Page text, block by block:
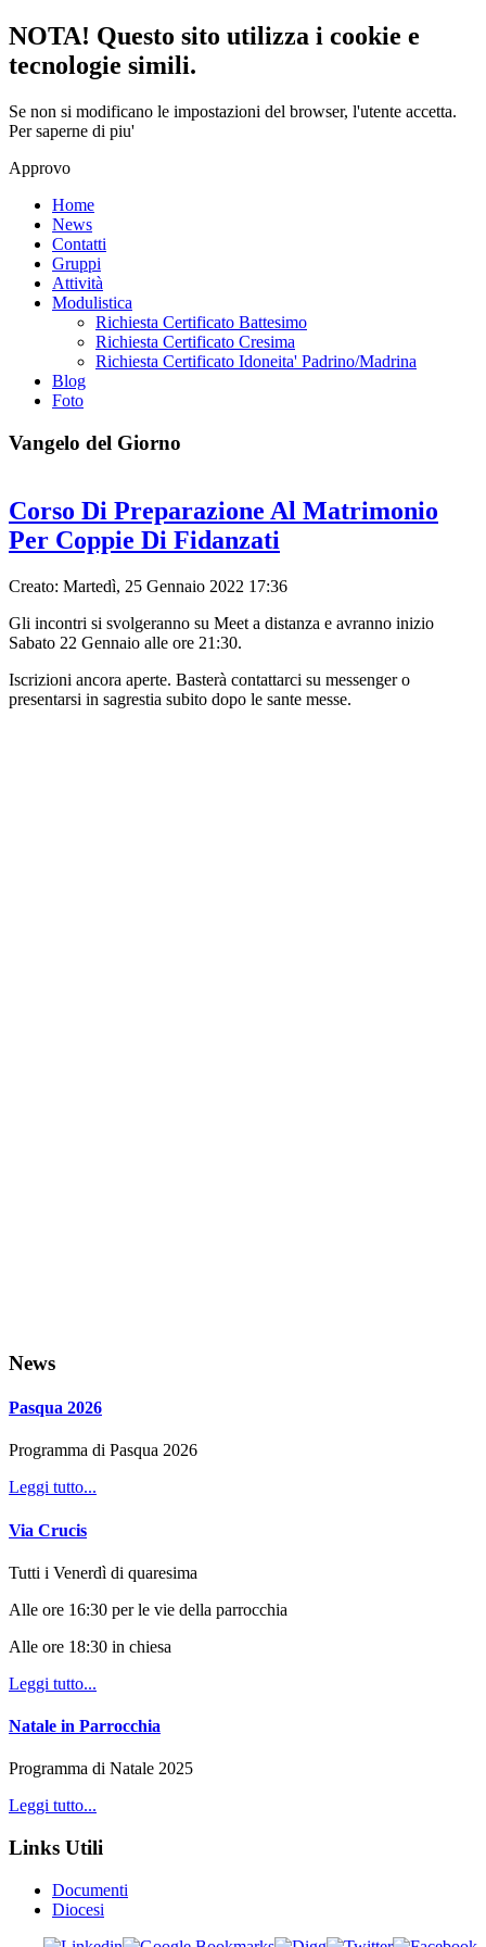
NOTA! Questo sito utilizza i cookie e
tecnologie simili.
Se non si modificano le impostazioni del browser, l'utente accetta.
Per saperne di piu'
Approvo
Home
News
Contatti
Gruppi
Attività
Modulistica
Richiesta Certificato Battesimo
Richiesta Certificato Cresima
Richiesta Certificato Idoneita' Padrino/Madrina
Blog
Foto
Vangelo del Giorno
Corso Di Preparazione Al Matrimonio
Per Coppie Di Fidanzati
Creato: Martedì, 25 Gennaio 2022 17:36
Gli incontri si svolgeranno su Meet a distanza e avranno inizio
Sabato 22 Gennaio alle ore 21:30.
Iscrizioni ancora aperte. Basterà contattarci su messenger o
presentarsi in sagrestia subito dopo le sante messe.
News
Pasqua 2026
Programma di Pasqua 2026
Leggi tutto...
Via Crucis
Tutti i Venerdì di quaresima
Alle ore 16:30 per le vie della parrocchia
Alle ore 18:30 in chiesa
Leggi tutto...
Natale in Parrocchia
Programma di Natale 2025
Leggi tutto...
Links Utili
Documenti
Diocesi